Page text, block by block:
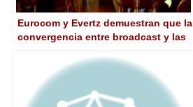
Eurocom y Evertz demuestran que la
convergencia entre broadcast y las